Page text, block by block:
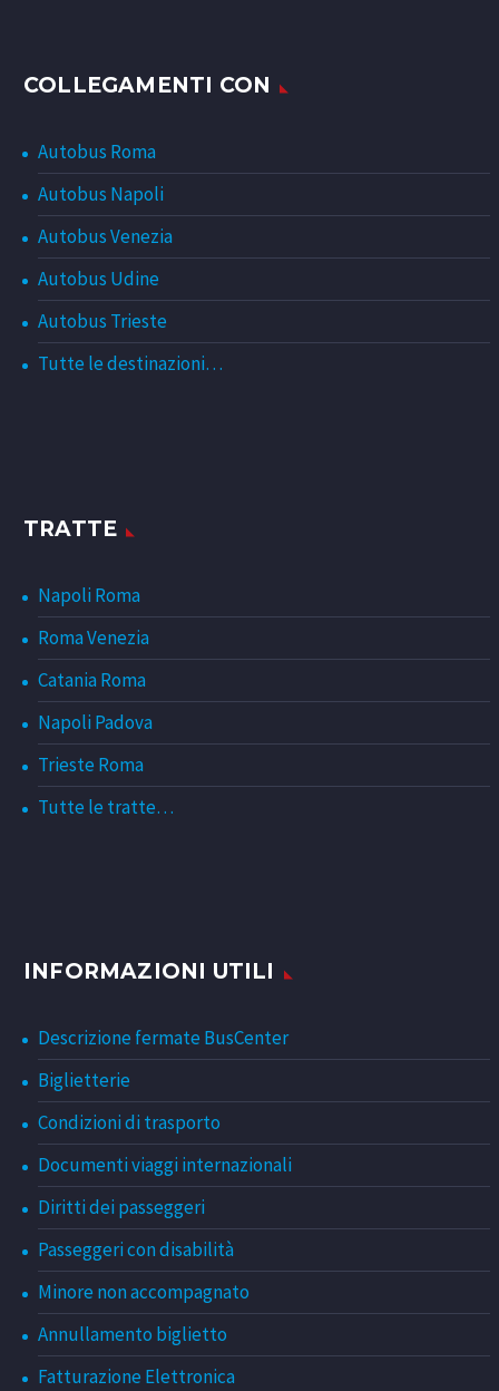
COLLEGAMENTI CON
Autobus Roma
Autobus Napoli
Autobus Venezia
Autobus Udine
Autobus Trieste
Tutte le destinazioni…
TRATTE
Napoli Roma
Roma Venezia
Catania Roma
Napoli Padova
Trieste Roma
Tutte le tratte…
INFORMAZIONI UTILI
Descrizione fermate BusCenter
Biglietterie
Condizioni di trasporto
Documenti viaggi internazionali
Diritti dei passeggeri
Passeggeri con disabilità
Minore non accompagnato
Annullamento biglietto
Fatturazione Elettronica